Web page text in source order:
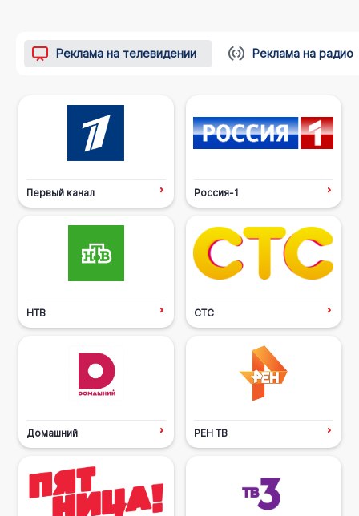
Реклама на телевидении Реклама на радио
Первый канал Россия-1
НТВ СТС
Домашний РЕН ТВ